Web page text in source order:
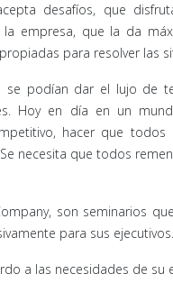
desafíos, que
empresa, que la da
para resolver las
se podían dar el lujo de
Hoy en día en un
hacer que todos
necesita que todos
son seminarios
para sus ejecutivos.
a las necesidades de su